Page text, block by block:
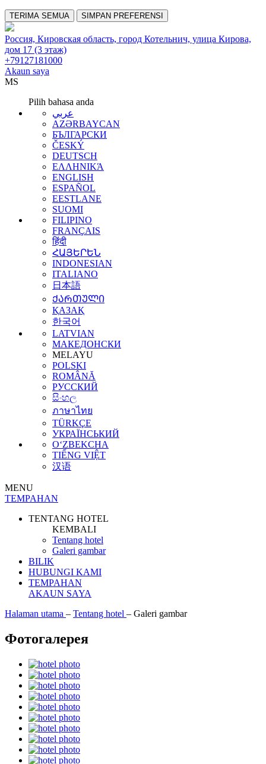
TERIMA SEMUA SIMPAN PREFERENSI
Россия, Кировская область, город Котельнич, улица Кирова,
дом 17 (3 этаж)
+79127181000
Akaun saya
MS
Pilih bahasa anda
عربي
AZƏRBAYCAN
БЪЛГАРСКИ
ČESKÝ
DEUTSCH
ΕΛΛΗΝΙΚΆ
ENGLISH
ESPAÑOL
EESTLANE
SUOMI
FILIPINO
FRANÇAIS
हिंदी
ՀԱՅԵՐԵՆ
INDONESIAN
ITALIANO
日本語
ᲥᲐᲠᲗᲣᲚᲘ
ҚАЗАҚ
한국어
LATVIAN
МАКЕДОНСКИ
MELAYU
POLSKI
ROMÂNĂ
РУССКИЙ
සිංහල
ภาษาไทย
TÜRKÇE
УКРАЇНСЬКИЙ
O‘ZBEKCHA
TIẾNG VIỆT
汉语
MENU
TEMPAHAN
TENTANG HOTEL
KEMBALI
Tentang hotel
Galeri gambar
BILIK
HUBUNGI KAMI
TEMPAHAN
AKAUN SAYA
Halaman utama – Tentang hotel – Galeri gambar
Фотогалерея